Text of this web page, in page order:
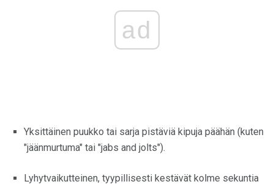
ad
Yksittäinen puukko tai sarja pistäviä kipuja päähän (kuten
"jäänmurtuma" tai "jabs and jolts").
Lyhytvaikutteinen, tyypillisesti kestävät kolme sekuntia